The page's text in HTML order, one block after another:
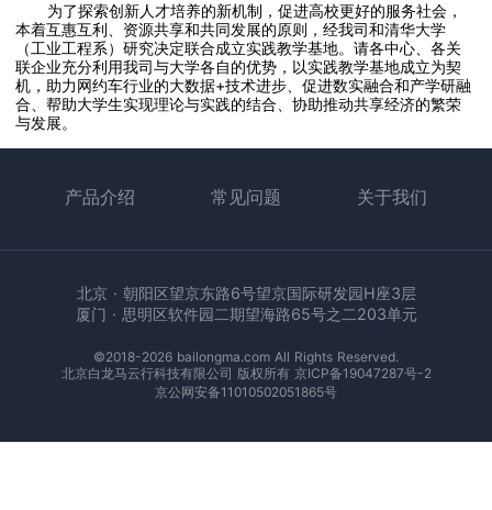
为了探索创新人才培养的新机制，促进高校更好的服务社会，
本着互惠互利、资源共享和共同发展的原则，经我司和清华大学
（工业工程系）研究决定联合成立实践教学基地。请各中心、各关
联企业充分利用我司与大学各自的优势，以实践教学基地成立为契
机，助力网约车行业的大数据+技术进步、促进数实融合和产学研融
合、帮助大学生实现理论与实践的结合、协助推动共享经济的繁荣
与发展。
产品介绍 常见问题 关于我们
北京 · 朝阳区望京东路6号望京国际研发园H座3层
厦门 · 思明区软件园二期望海路65号之二203单元
©2018-2026 bailongma.com All Rights Reserved.
北京白龙马云行科技有限公司 版权所有 京ICP备19047287号-2
京公网安备11010502051865号